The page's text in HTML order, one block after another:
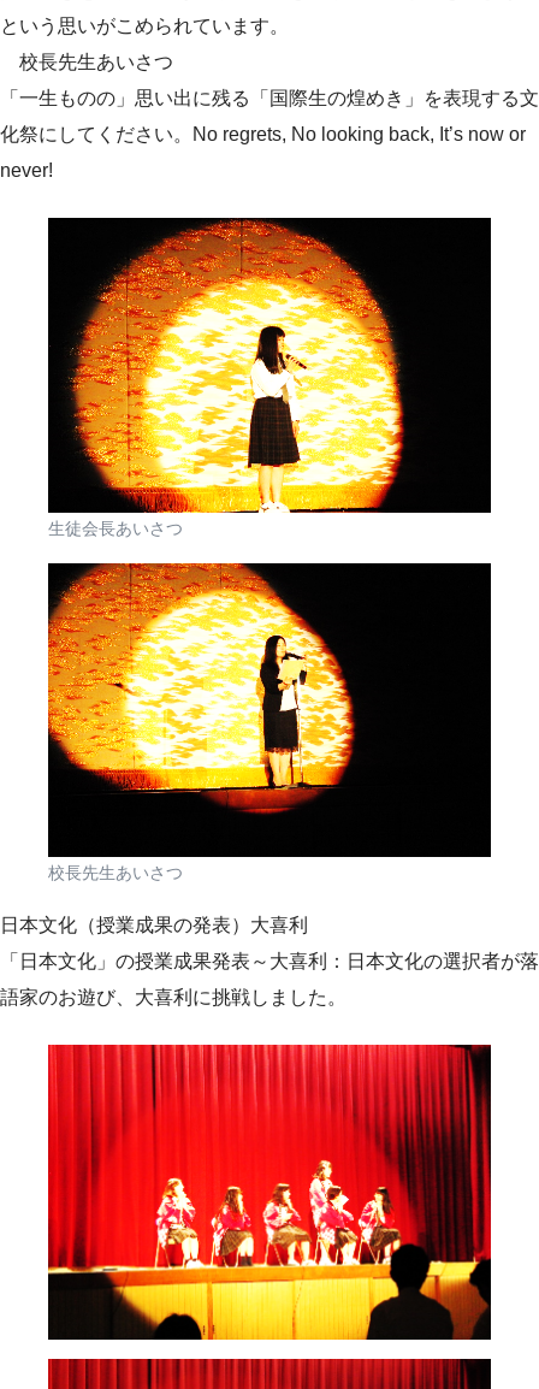
という思いがこめられています。
校長先生あいさつ
「一生ものの」思い出に残る「国際生の煌めき」を表現する文
化祭にしてください。No regrets, No looking back, It’s now or
never!
生徒会長あいさつ
校長先生あいさつ
日本文化（授業成果の発表）大喜利
「日本文化」の授業成果発表～大喜利：日本文化の選択者が落
語家のお遊び、大喜利に挑戦しました。